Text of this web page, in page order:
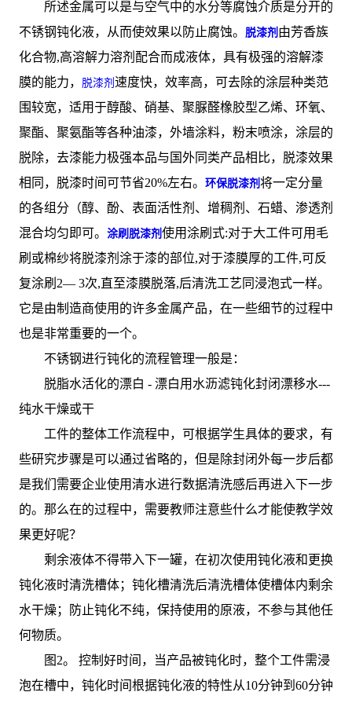
所述金属可以是与空气中的水分等腐蚀介质是分开的
不锈钢钝化液，从而使效果以防止腐蚀。
脱漆剂 由芳香族
化合物,高溶解力溶剂配合而成液体，具有极强的溶解漆
膜的能力，
脱漆剂 速度快，效率高，可去除的涂层种类范
围较宽，适用于醇酸、硝基、聚脲醛橡胶型乙烯、环氧、
聚酯、聚氨酯等各种油漆，外墙涂料，粉末喷涂，涂层的
脱除，去漆能力极强本品与国外同类产品相比，脱漆效果
相同，脱漆时间可节省20%左右。 环保脱漆剂 将一定分量
的各组分（醇、酚、表面活性剂、增稠剂、石蜡、渗透剂
混合均匀即可。 涂刷脱漆剂 使用涂刷式:对于大工件可用毛
刷或棉纱将脱漆剂涂于漆的部位,对于漆膜厚的工件,可反
复涂刷2— 3次,直至漆膜脱落,后清洗工艺同浸泡式一样。
它是由制造商使用的许多金属产品，在一些细节的过程中
也是非常重要的一个。
不锈钢进行钝化的流程管理一般是：
脱脂水活化的漂白 - 漂白用水沥滤钝化封闭漂移水---
纯水干燥或干
工件的整体工作流程中，可根据学生具体的要求，有
些研究步骤是可以通过省略的，但是除封闭外每一步后都
是我们需要企业使用清水进行数据清洗感后再进入下一步
的。那么在的过程中，需要教师注意些什么才能使教学效
果更好呢？
剩余液体不得带入下一罐，在初次使用钝化液和更换
钝化液时清洗槽体；钝化槽清洗后清洗槽体使槽体内剩余
水干燥；防止钝化不纯，保持使用的原液，不参与其他任
何物质。
图2。 控制好时间，当产品被钝化时，整个工件需浸
泡在槽中，钝化时间根据钝化液的特性从10分钟到60分钟